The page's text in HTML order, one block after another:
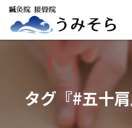
タグ『#五十